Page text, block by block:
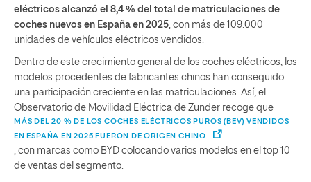
eléctricos alcanzó el 8,4 % del total de matriculaciones de
coches nuevos en España en 2025 , con más de 109.000
unidades de vehículos eléctricos vendidos.
Dentro de este crecimiento general de los coches eléctricos, los
modelos procedentes de fabricantes chinos han conseguido
una participación creciente en las matriculaciones. Así, el
Observatorio de Movilidad Eléctrica de Zunder recoge que
MÁS DEL 20 % DE LOS COCHES ELÉCTRICOS PUROS (BEV) VENDIDOS
EN ESPAÑA EN 2025 FUERON DE ORIGEN CHINO
, con marcas como BYD colocando varios modelos en el top 10
de ventas del segmento.